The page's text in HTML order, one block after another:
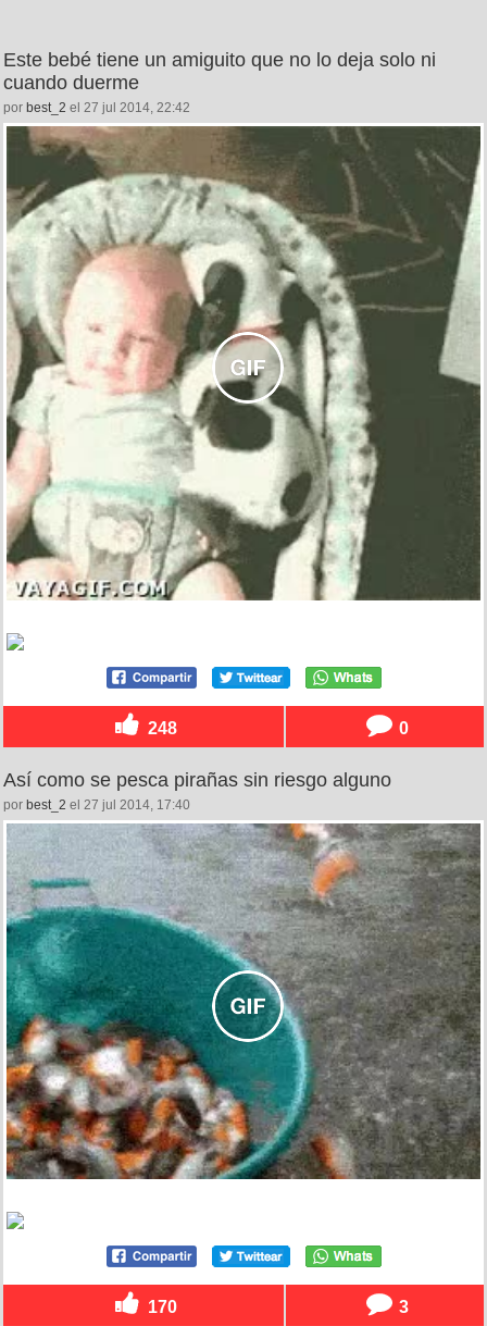
Este bebé tiene un amiguito que no lo deja solo ni
cuando duerme
por best_2 el 27 jul 2014, 22:42
248 0
Así como se pesca pirañas sin riesgo alguno
por best_2 el 27 jul 2014, 17:40
170 3